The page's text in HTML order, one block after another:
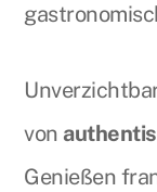
von
Genießen